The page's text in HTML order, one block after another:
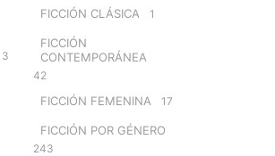
3
FICCIÓN CLÁSICA 1
FICCIÓN
CONTEMPORÁNEA
42
FICCIÓN FEMENINA 17
FICCIÓN POR GÉNERO
243